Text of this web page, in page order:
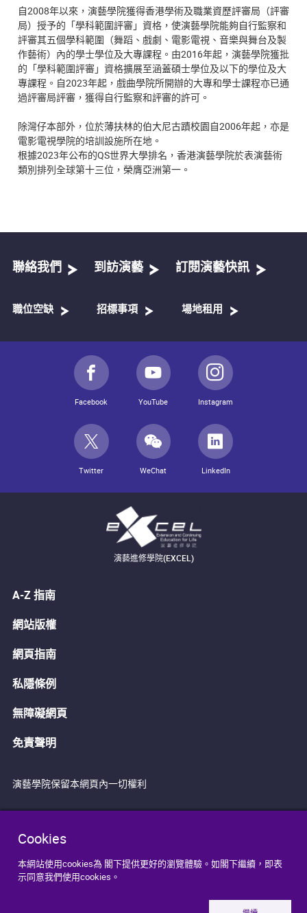
Cookies
本網站使用cookies為 閣下提供更好的瀏覽體驗。如閣下繼續，即表
示同意我們使用cookies。
自2008年以來，演藝學院獲得香港學術及職業資歷評審局（評審
局）授予的「學科範圍評審」資格，使演藝學院能夠自行監察和
評審其五個學科範圍（舞蹈、戲劇、電影電視、音樂與舞台及製
作藝術）內的學士學位及大專課程。由2016年起，演藝學院獲批
的「學科範圍評審」資格擴展至涵蓋碩士學位及以下的學位及大
專課程。自2023年起，戲曲學院所開辦的大專和學士課程亦已通
過評審局評審，獲得自行監察和評審的許可。
除灣仔本部外，位於薄扶林的伯大尼古蹟校園自2006年起，亦是
電影電視學院的培訓設施所在地。
根據2023年公布的QS世界大學排名，香港演藝學院於表演藝術
類別排列全球第十三位，榮膺亞洲第一。
聯絡我們 到訪演藝 訂閱演藝快訊
職位空缺 招標事項 場地租用
Facebook YouTube Instagram
Twitter WeChat LinkedIn
演藝進修學院(EXCEL)
A-Z 指南
網站版權
網頁指南
私隱條例
無障礙網頁
免責聲明
演藝學院保留本網頁內一切權利